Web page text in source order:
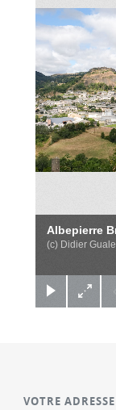
Albepierre
(c) Didier
VOTRE